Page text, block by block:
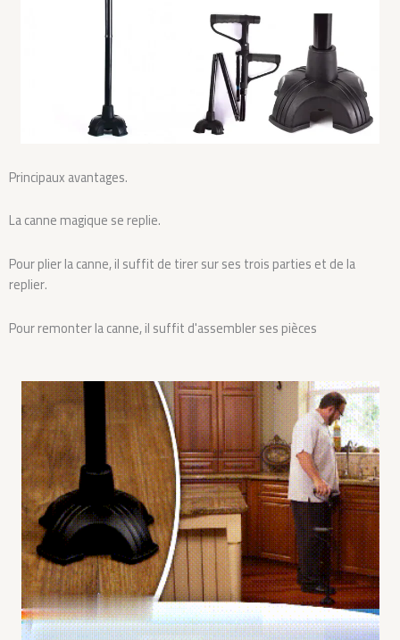
Principaux avantages.
La canne magique se replie.
Pour plier la canne, il suffit de tirer sur ses trois parties et de la
replier.
Pour remonter la canne, il suffit d'assembler ses pièces